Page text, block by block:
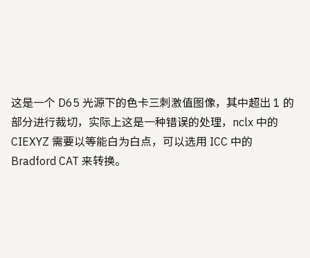
这是一个 D65 光源下的色卡三刺激值图像，其中超出 1 的
部分进行裁切，实际上这是一种错误的处理，nclx 中的
CIEXYZ 需要以等能白为白点，可以选用 ICC 中的
Bradford CAT 来转换。